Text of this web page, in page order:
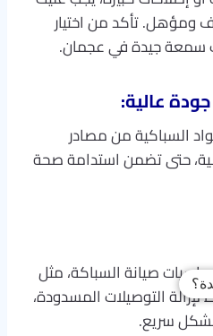
ومؤهل. تأكد من اختيار
سمعة جيدة في عجمان.
السباكية من مصادر
حتى تضمن استدامة صحة
صيانة السباكة، مثل
التوصيلات المسدودة،
بشكل سريع.